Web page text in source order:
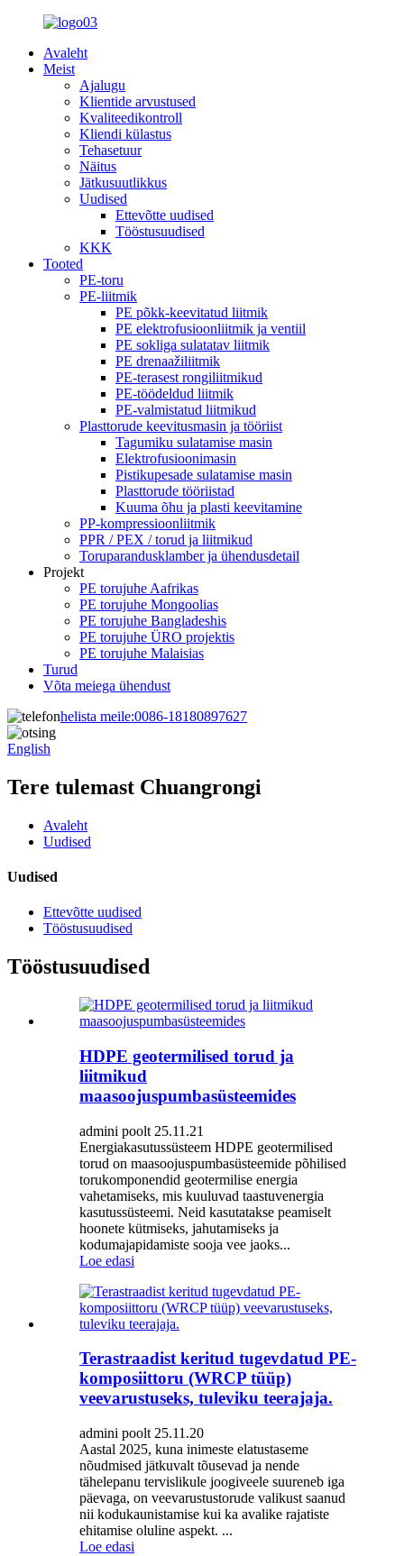
Avaleht
Meist
Ajalugu
Klientide arvustused
Kvaliteedikontroll
Kliendi külastus
Tehasetuur
Näitus
Jätkusuutlikkus
Uudised
Ettevõtte uudised
Tööstusuudised
KKK
Tooted
PE-toru
PE-liitmik
PE põkk-keevitatud liitmik
PE elektrofusioonliitmik ja ventiil
PE sokliga sulatatav liitmik
PE drenaažiliitmik
PE-terasest rongiliitmikud
PE-töödeldud liitmik
PE-valmistatud liitmikud
Plasttorude keevitusmasin ja tööriist
Tagumiku sulatamise masin
Elektrofusioonimasin
Pistikupesade sulatamise masin
Plasttorude tööriistad
Kuuma õhu ja plasti keevitamine
PP-kompressioonliitmik
PPR / PEX / torud ja liitmikud
Toruparandusklamber ja ühendusdetail
Projekt
PE torujuhe Aafrikas
PE torujuhe Mongoolias
PE torujuhe Bangladeshis
PE torujuhe ÜRO projektis
PE torujuhe Malaisias
Turud
Võta meiega ühendust
helista meile:0086-18180897627
English
Tere tulemast Chuangrongi
Avaleht
Uudised
Uudised
Ettevõtte uudised
Tööstusuudised
Tööstusuudised
HDPE geotermilised torud ja
liitmikud
maasoojuspumbasüsteemides
admini poolt 25.11.21
Energiakasutussüsteem HDPE geotermilised
torud on maasoojuspumbasüsteemide põhilised
torukomponendid geotermilise energia
vahetamiseks, mis kuuluvad taastuvenergia
kasutussüsteemi. Neid kasutatakse peamiselt
hoonete kütmiseks, jahutamiseks ja
kodumajapidamiste sooja vee jaoks...
Loe edasi
Terastraadist keritud tugevdatud PE-
komposiittoru (WRCP tüüp)
veevarustuseks, tuleviku teerajaja.
admini poolt 25.11.20
Aastal 2025, kuna inimeste elatustaseme
nõudmised jätkuvalt tõusevad ja nende
tähelepanu tervislikule joogiveele suureneb iga
päevaga, on veevarustustorude valikust saanud
nii kodukaunistamise kui ka avalike rajatiste
ehitamise oluline aspekt. ...
Loe edasi